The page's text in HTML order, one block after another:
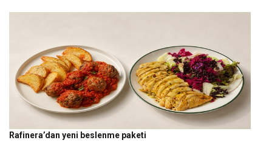
Rafinera’dan yeni beslenme paketi